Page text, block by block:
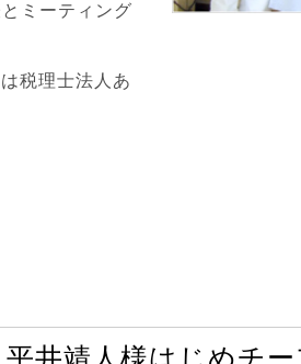
ミーティング
税理士法人あ
井靖人様はじめチ